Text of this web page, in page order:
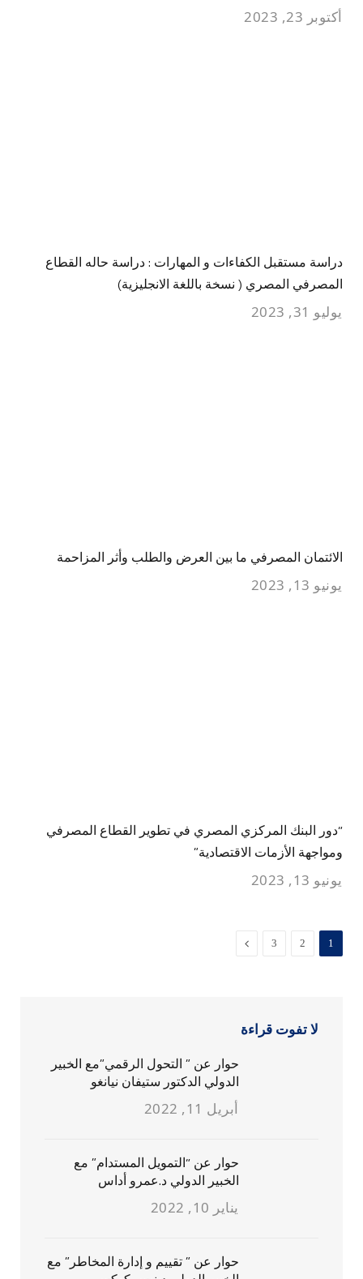
أكتوبر 23, 2023
دراسة مستقبل الكفاءات و المهارات : دراسة حاله القطاع
المصرفي المصري ( نسخة باللغة الانجليزية)
يوليو 31, 2023
الائتمان المصرفي ما بين العرض والطلب وأثر المزاحمة
يونيو 13, 2023
“دور البنك المركزي المصري في تطوير القطاع المصرفي
ومواجهة الأزمات الاقتصادية”
يونيو 13, 2023
1
2
3 التالي
لا تفوت قراءة
حوار عن ” التحول الرقمي”مع الخبير
الدولي الدكتور ستيفان نيانغو
أبريل 11, 2022
حوار عن “التمويل المستدام” مع
الخبير الدولي د.عمرو أداس
يناير 10, 2022
حوار عن ” تقييم و إدارة المخاطر” مع